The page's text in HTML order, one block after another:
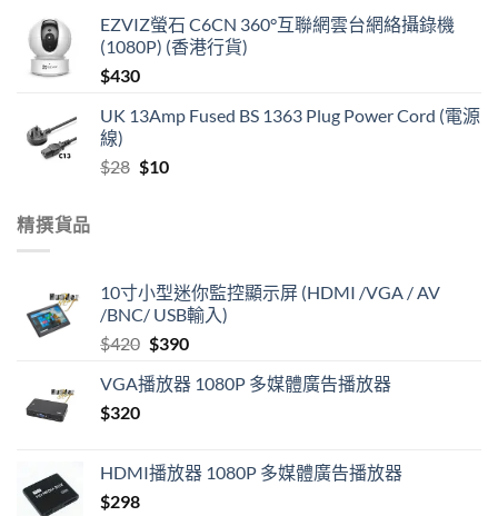
EZVIZ螢石 C6CN 360°互聯網雲台網絡攝錄機
(1080P) (香港行貨)
$430
UK 13Amp Fused BS 1363 Plug Power Cord (電源
線)
$28 Original
$10Current
精撰貨品
10寸小型迷你監控顯示屏 (HDMI /VGA / AV
/BNC/ USB輸入)
$420 Original
was:
$390Current
is:
VGA播放器 1080P 多媒體廣告播放器
$320
HDMI播放器 1080P 多媒體廣告播放器
$298